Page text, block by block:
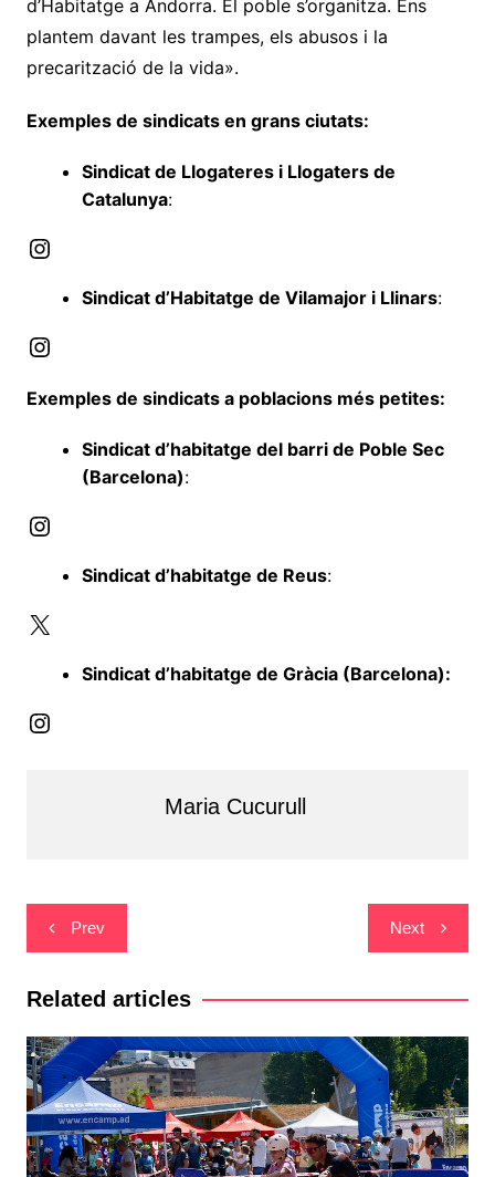
d’Habitatge a Andorra. El poble s’organitza. Ens
plantem davant les trampes, els abusos i la
precarització de la vida».
Exemples de sindicats en grans ciutats:
Sindicat de Llogateres i Llogaters de
Catalunya:
Instagram
Sindicat d’Habitatge de Vilamajor i Llinars:
Instagram
Exemples de sindicats a poblacions més petites:
Sindicat d’habitatge del barri de Poble Sec
(Barcelona):
Instagram
Sindicat d’habitatge de Reus:
X
Sindicat d’habitatge de Gràcia (Barcelona):
Instagram
Maria Cucurull
Navegació
d'entrades
Prev Next
Related articles